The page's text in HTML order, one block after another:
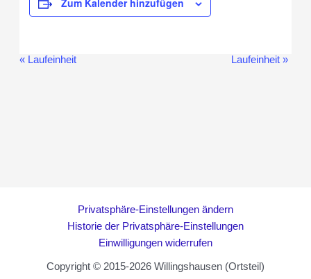
Veranstaltung-
«Laufeinheit Laufeinheit»
Privatsphäre-Einstellungen ändern
Historie der Privatsphäre-Einstellungen
Einwilligungen widerrufen
Copyright © 2015-2026 Willingshausen (Ortsteil)